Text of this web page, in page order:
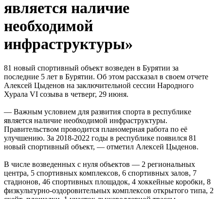
является наличие
необходимой
инфраструктуры»
81 новый спортивный объект возведен в Бурятии за
последние 5 лет в Бурятии. Об этом рассказал в своем отчете
Алексей Цыденов на заключительной сессии Народного
Хурала VI созыва в четверг, 29 июня.
— Важным условием для развития спорта в республике
является наличие необходимой инфраструктуры.
Правительством проводится планомерная работа по её
улучшению. За 2018-2022 годы в республике появился 81
новый спортивный объект, — отметил Алексей Цыденов.
В числе возведенных с нуля объектов — 2 региональных
центра, 5 спортивных комплексов, 6 спортивных залов, 7
стадионов, 46 спортивных площадок, 4 хоккейные коробки, 8
физкультурно-оздоровительных комплексов открытого типа, 2